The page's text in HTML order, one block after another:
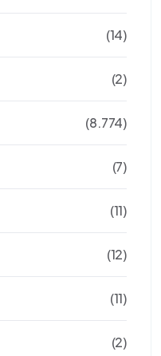
(14)
(2)
(8.774)
(7)
(11)
(12)
(11)
(2)